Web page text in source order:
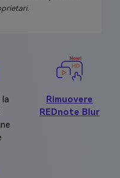
la
Rimuovere
REDnote Blur